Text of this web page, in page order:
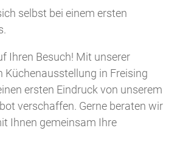
selbst bei einem ersten
Ihren Besuch! Mit unserer
Küchenausstellung in Freising
ersten Eindruck von unserem
verschaffen. Gerne beraten wir
Ihnen gemeinsam Ihre